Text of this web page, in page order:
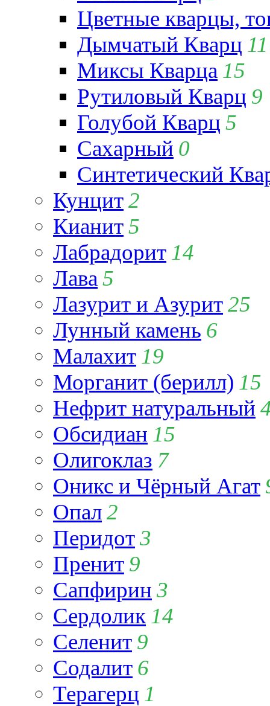
Цветные кварцы,
Дымчатый Кварц 11
Миксы Кварца 15
Рутиловый Кварц 9
Голубой Кварц 5
Сахарный 0
Синтетический
Кунцит2
Кианит5
Лабрадорит 14
Лава 5
Лазурит и Азурит25
Лунный камень 6
Малахит 19
Морганит (берилл) 15
Нефрит натуральный
Обсидиан 15
Олигоклаз 7
Оникс и Чёрный Агат
Опал2
Перидот3
Пренит 9
Сапфирин 3
Сердолик 14
Селенит 9
Содалит 6
Терагерц 1